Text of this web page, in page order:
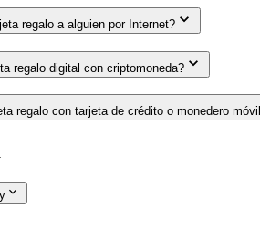
regalo a alguien por Internet?
regalo digital con criptomoneda?
regalo con tarjeta de crédito o monedero